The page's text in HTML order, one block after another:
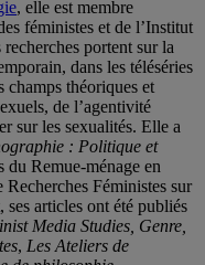
, elle est membre
féministes et de l’Institut
recherches portent sur la
dans les téléséries
champs théoriques et
de l’agentivité
sur les sexualités. Elle a
: Politique et
du Remue-ménage en
Féministes sur
articles ont été publiés
Media Studies, Genre,
, Les Ateliers de